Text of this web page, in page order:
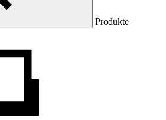
Produkte